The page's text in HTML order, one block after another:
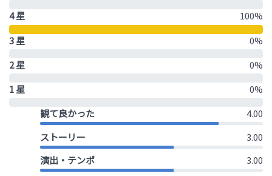
4 星
100%
3 星
0%
2 星
0%
1 星
0%
観て良かった
4.00
ストーリー
3.00
演出・テンポ
3.00